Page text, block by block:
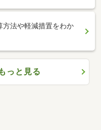
方法や軽減措置をわか
っと見る